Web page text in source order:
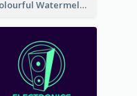
Colourful Watermelon Logo